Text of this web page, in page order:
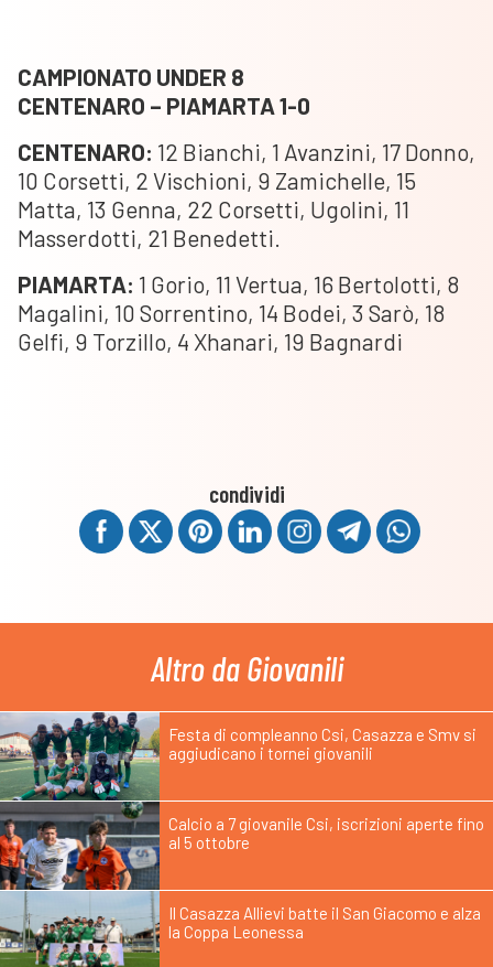
CAMPIONATO UNDER 8
CENTENARO – PIAMARTA 1-0
CENTENARO: 12 Bianchi, 1 Avanzini, 17 Donno,
10 Corsetti, 2 Vischioni, 9 Zamichelle, 15
Matta, 13 Genna, 22 Corsetti, Ugolini, 11
Masserdotti, 21 Benedetti.
PIAMARTA: 1 Gorio, 11 Vertua, 16 Bertolotti, 8
Magalini, 10 Sorrentino, 14 Bodei, 3 Sarò, 18
Gelfi, 9 Torzillo, 4 Xhanari, 19 Bagnardi
condividi
Altro da Giovanili
Festa di compleanno Csi, Casazza e Smv si
aggiudicano i tornei giovanili
Calcio a 7 giovanile Csi, iscrizioni aperte fino
al 5 ottobre
Il Casazza Allievi batte il San Giacomo e alza
la Coppa Leonessa